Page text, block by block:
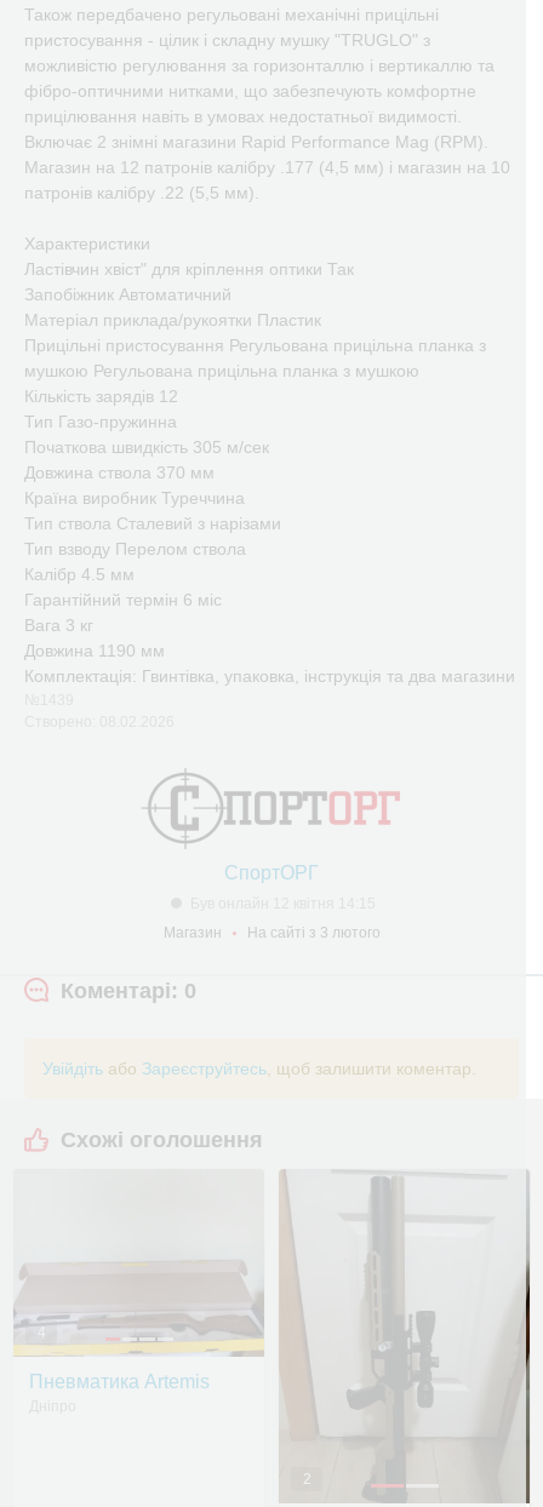
Також передбачено регульовані механічні прицільні
пристосування - цілик і складну мушку "TRUGLO" з
можливістю регулювання за горизонталлю і вертикаллю та
фібро-оптичними нитками, що забезпечують комфортне
прицілювання навіть в умовах недостатньої видимості.
Включає 2 знімні магазини Rapid Performance Mag (RPM).
Магазин на 12 патронів калібру .177 (4,5 мм) і магазин на 10
патронів калібру .22 (5,5 мм).
Характеристики
Ластівчин хвіст" для кріплення оптики Так
Запобіжник Автоматичний
Матеріал приклада/рукоятки Пластик
Прицільні пристосування Регульована прицільна планка з
мушкою Регульована прицільна планка з мушкою
Кількість зарядів 12
Тип Газо-пружинна
Початкова швидкість 305 м/сек
Довжина ствола 370 мм
Країна виробник Туреччина
Тип ствола Сталевий з нарізами
Тип взводу Перелом ствола
Калібр 4.5 мм
Гарантійний термін 6 міс
Вага 3 кг
Довжина 1190 мм
Комплектація: Гвинтівка, упаковка, інструкція та два магазини
СпортОРГ
Магазин
На сайті з 3 лютого
Коментарі: 0
Увійдіть або Зареєструйтесь , щоб залишити коментар.
Схожі оголошення
Пневматика Artemis
2